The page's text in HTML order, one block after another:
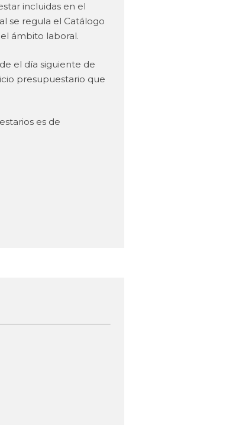
incluidas en el
se regula el Catálogo
ámbito laboral.
el día siguiente de
presupuestario que
es de